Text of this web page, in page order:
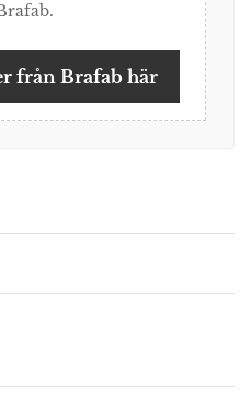
från Brafab här